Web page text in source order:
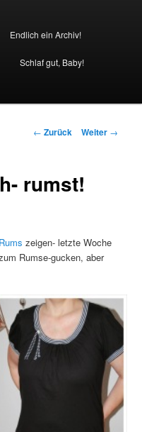
Endlich ein Archiv!
Schlaf gut, Baby!
Beitrags-
← Zurück Weiter →
rumst!
Rums zeigen- letzte Woche
Rumse-gucken, aber